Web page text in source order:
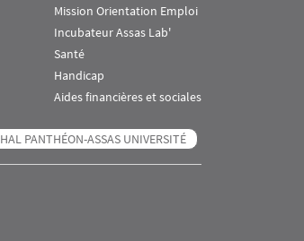
Mission Orientation Emploi
Incubateur Assas Lab'
Santé
Handicap
Aides financières et sociales
HAL PANTHÉON-ASSAS UNIVERSITÉ